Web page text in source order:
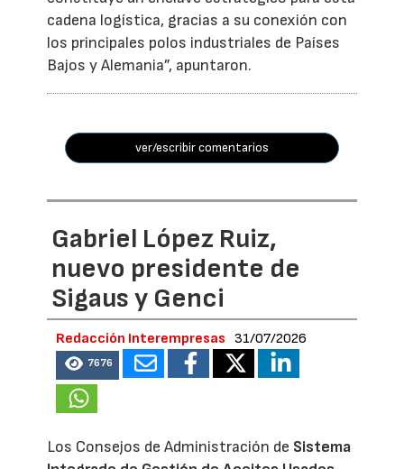
cadena logística, gracias a su conexión con
los principales polos industriales de Países
Bajos y Alemania”, apuntaron.
ver/escribir comentarios
Gabriel López Ruiz,
nuevo presidente de
Sigaus y Genci
Redacción Interempresas 31/07/2026
7676
Los Consejos de Administración de Sistema